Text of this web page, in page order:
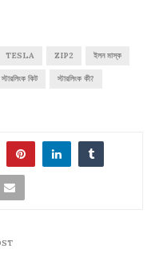
TESLA ZIP2 ইলন মাস্ক
স্টারলিংক কিট স্টারলিংক কী?